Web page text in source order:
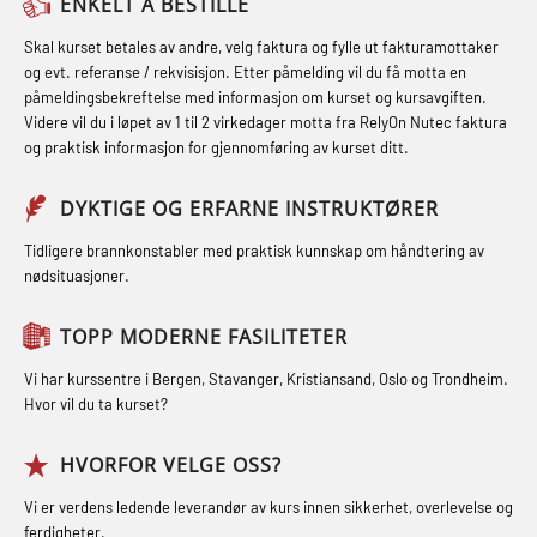
Førstehjelp – repetisjon (OFA102)
Førstehjelp grunnkurs (OFABLE101)
GOC sertifikat grunnleggende
GOC sertifikat repetisjon (GMDSS)
(MRC102)
oljearbeidere (OBS1055)
GWO: BST – Offshore (Blended with
Adaptive e-learning + practical)
(RBSBLE018)
GWO: BST – Offshore (Blended: e-
STCW kombi oppdatering offiserer
og med.behandling (MBS134)
STCW Kombi Oppdatering Offiserer
og Medisinsk Behandling med
Webinar (MBS1341)
STCW Oppdatering for offiserer 24 t
(MBS114)
STCW Medisinsk førstehjelp (MFA1081)
STCW Medisinsk førstehjelp
oppdatering (MBSBLE025)
STCW Oppdatering Medisinsk
inkl. brannslukning (FSC121)
Hjertestarter brukerkurs (OFA107)
Røykdykking industrivern –
repetisjon (LFI105)
Sikkerhetskurs for ansatte på
oppdrettsanlegg (LBS100)
Ulykkesgransking – Webinar (LSP103)
(LFI100)
Skal kurset betales av andre, velg faktura og fylle ut fakturamottaker
og evt. referanse / rekvisisjon. Etter påmelding vil du få motta en
påmeldingsbekreftelse med informasjon om kurset og kursavgiften.
Videre vil du i løpet av 1 til 2 virkedager motta fra RelyOn Nutec faktura
og praktisk informasjon for gjennomføring av kurset ditt.
DYKTIGE OG ERFARNE INSTRUKTØRER
Tidligere brannkonstabler med praktisk kunnskap om håndtering av
nødsituasjoner.
TOPP MODERNE FASILITETER
Vi har kurssentre i Bergen, Stavanger, Kristiansand, Oslo og Trondheim.
Hvor vil du ta kurset?
HVORFOR VELGE OSS?
Vi er verdens ledende leverandør av kurs innen sikkerhet, overlevelse og
ferdigheter.